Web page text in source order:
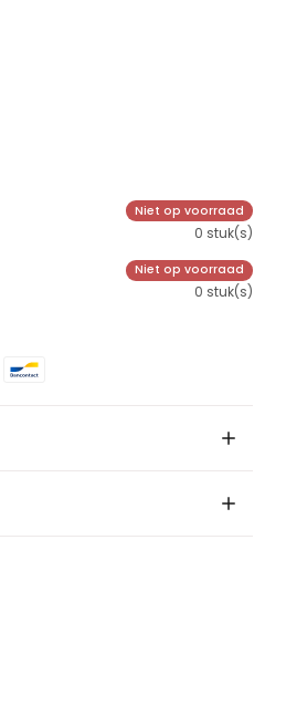
Niet op voorraad
0 stuk(s)
Niet op voorraad
0 stuk(s)